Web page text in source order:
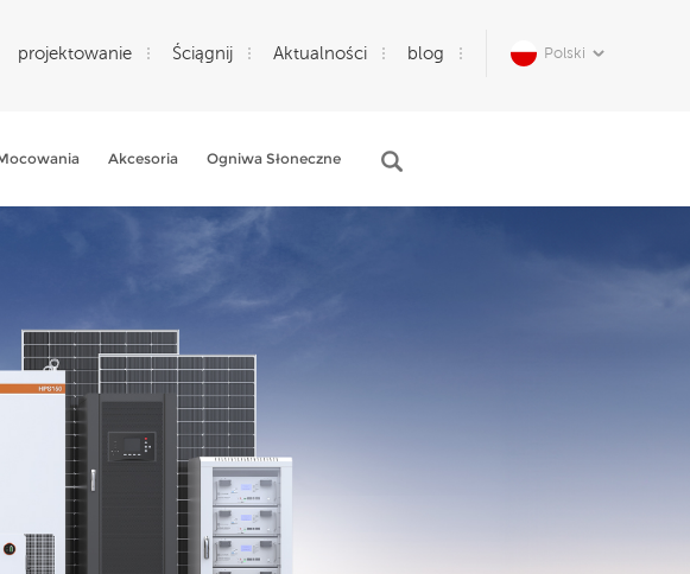
Polski
projektowanie Ściągnij Aktualności blog
Akcesoria Ogniwa Słoneczne